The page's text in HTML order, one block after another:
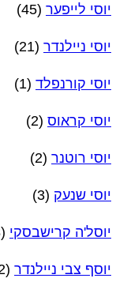
יוסי לייפער (45)
יוסי ניילנדר (21)
יוסי קורנפלד (1)
יוסי קראוס (2)
יוסי רוטנר (2)
יוסי שנעק (3)
יוסל'ה קרישבסקי (8)
יוסף צבי ניילנדר (2)